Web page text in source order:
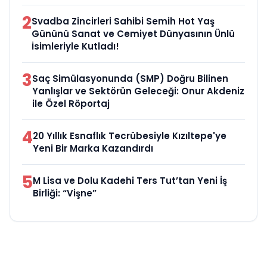
2Svadba Zincirleri Sahibi Semih Hot Yaş
Gününü Sanat ve Cemiyet Dünyasının Ünlü
İsimleriyle Kutladı!
3Saç Simülasyonunda (SMP) Doğru Bilinen
Yanlışlar ve Sektörün Geleceği: Onur Akdeniz
ile Özel Röportaj
420 Yıllık Esnaflık Tecrübesiyle Kızıltepe'ye
Yeni Bir Marka Kazandırdı
5M Lisa ve Dolu Kadehi Ters Tut’tan Yeni İş
Birliği: “Vişne”